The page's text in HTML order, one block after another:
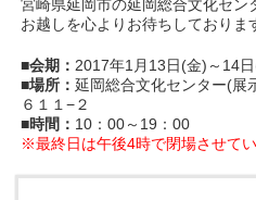
宮崎県延岡市の延岡総合文化セ
お越しを心よりお待ちしておりま
■会期： 2017年1月13日(金)～14
■場所：延岡総合文化センター(
６１１−２
■時間： 10：00～19：00
※最終日は午後4時で閉場させてい